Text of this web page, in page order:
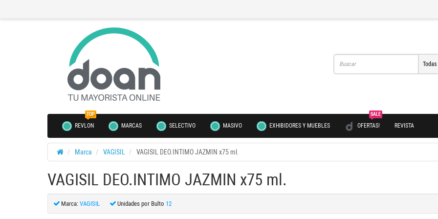
TOP
REVLON MARCAS SELECTIVO MASIVO EXHIBIDORES Y MUEBLES
SALE
OFERTAS! REVISTA
Marca VAGISIL VAGISIL DEO.INTIMO JAZMIN x75 ml.
VAGISIL DEO.INTIMO JAZMIN x75 ml.
Marca: VAGISIL Unidades por Bulto 12